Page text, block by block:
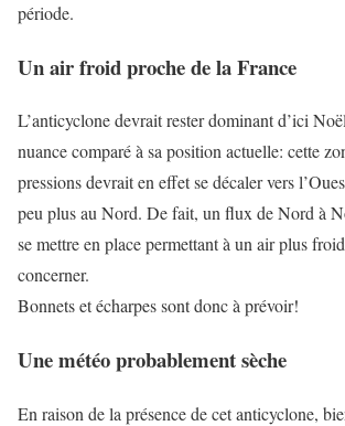
période.
Un air froid proche de la France
L’anticyclone devrait rester dominant d’ici
nuance comparé à sa position actuelle: cette
pressions devrait en effet se décaler vers
peu plus au Nord. De fait, un flux de Nord à
se mettre en place permettant à un air plus
concerner.
Bonnets et écharpes sont donc à prévoir!
Une météo probablement sèche
En raison de la présence de cet anticyclone,